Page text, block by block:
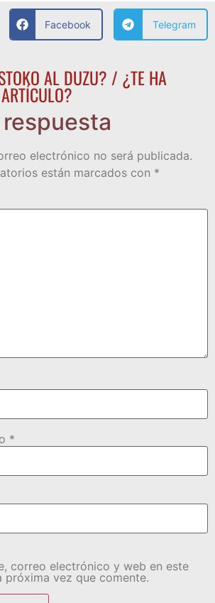
Facebook Telegram
AL DUZU? / ¿TE HA
electrónico no será publicada.
están marcados con *
*
correo electrónico y web en este
próxima vez que comente.